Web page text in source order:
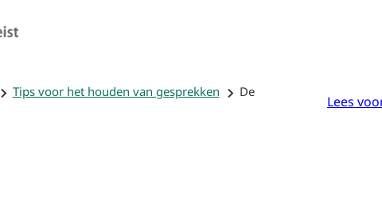
Tips voor het houden van gesprekken
De
Lees